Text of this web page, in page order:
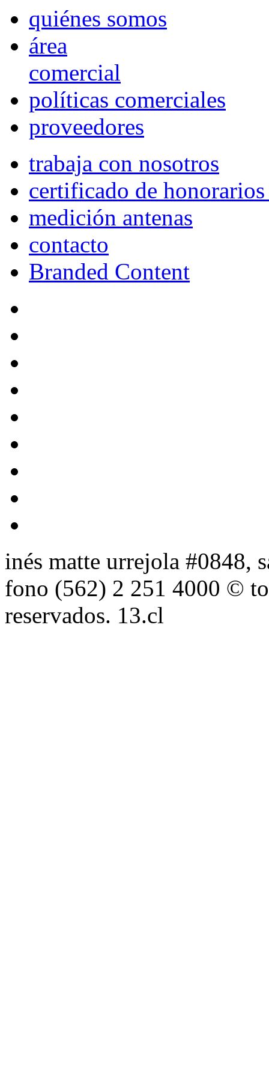
quiénes somos
área
comercial
políticas comerciales
proveedores
trabaja con nosotros
certificado de
medición antenas
contacto
Branded Content
inés matte urrejola #0848,
fono (562) 2 251 4000 ©
reservados. 13.cl